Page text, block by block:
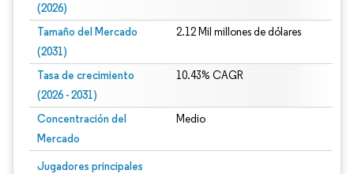
(2026)
Tamaño del Mercado
(2031)
2.12 Mil millones de dólares
Tasa de crecimiento
(2026 - 2031)
10.43% CAGR
Concentración del
Mercado
Medio
Jugadores principales
Imagen © Mordor Intelligence. El uso requiere atribución según CC BY 4.0.